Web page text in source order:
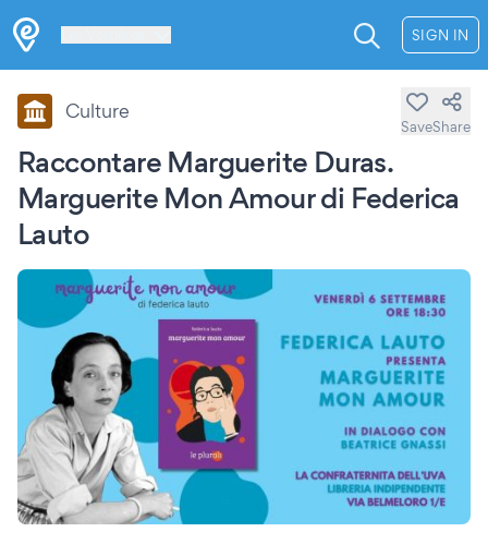
SIGN IN
Raccontare Marguerite Duras.
Marguerite Mon Amour di Federica
Lauto
Culture
SaveShare